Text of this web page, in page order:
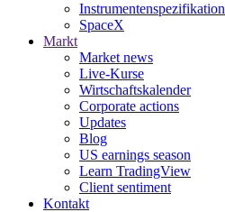
Instrumentenspezifikation
SpaceX
Markt
Market news
Live-Kurse
Wirtschaftskalender
Corporate actions
Updates
Blog
US earnings season
Learn TradingView
Client sentiment
Kontakt